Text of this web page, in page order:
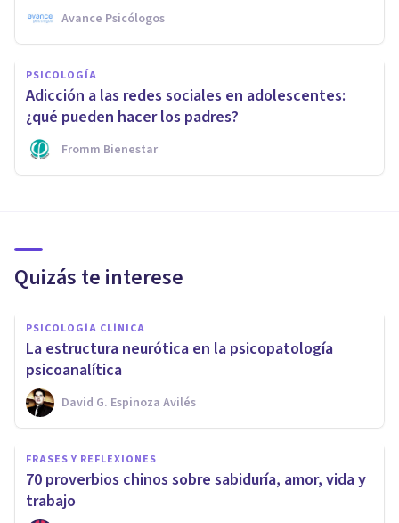
Avance Psicólogos
PSICOLOGÍA
Adicción a las redes sociales en adolescentes:
¿qué pueden hacer los padres?
Fromm Bienestar
Quizás te interese
PSICOLOGÍA CLÍNICA
La estructura neurótica en la psicopatología
psicoanalítica
David G. Espinoza Avilés
FRASES Y REFLEXIONES
70 proverbios chinos sobre sabiduría, amor, vida y
trabajo